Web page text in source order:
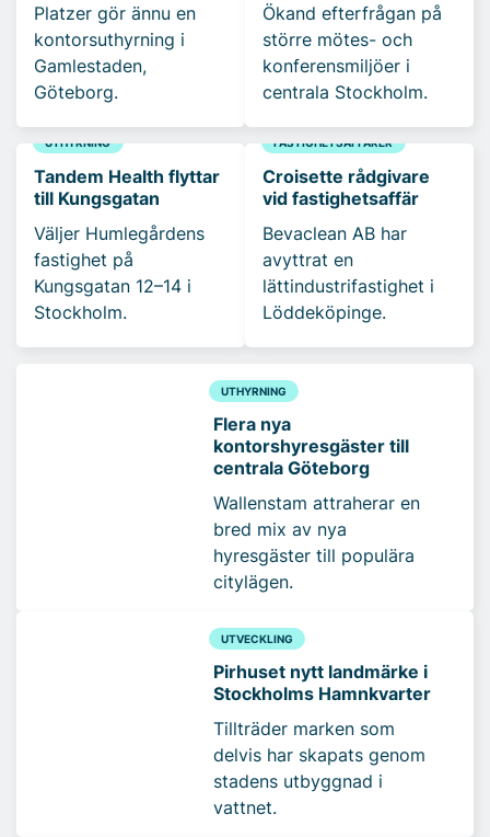
Platzer gör ännu en
kontorsuthyrning i
Gamlestaden,
Göteborg.
Ökand efterfrågan på
större mötes- och
konferensmiljöer i
centrala Stockholm.
UTHYRNING
Tandem Health flyttar
till Kungsgatan
Väljer Humlegårdens
fastighet på
Kungsgatan 12–14 i
Stockholm.
FASTIGHETSAFFÄRER
Croisette rådgivare
vid fastighetsaffär
Bevaclean AB har
avyttrat en
lättindustrifastighet i
Löddeköpinge.
UTHYRNING
Flera nya
kontorshyresgäster till
centrala Göteborg
Wallenstam attraherar en
bred mix av nya
hyresgäster till populära
citylägen.
UTVECKLING
Pirhuset nytt landmärke i
Stockholms Hamnkvarter
Tillträder marken som
delvis har skapats genom
stadens utbyggnad i
vattnet.